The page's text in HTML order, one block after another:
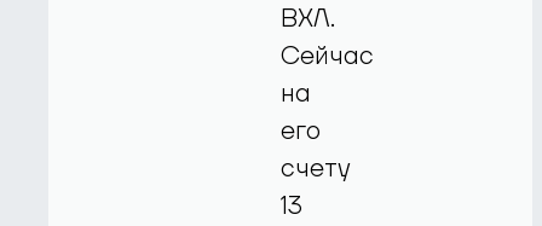
ВХЛ.
Сейчас
на
его
счету
13